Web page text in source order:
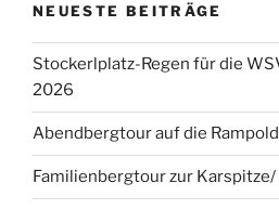
NEUESTE BEITRÄGE
Stockerlplatz-Regen für die
2026
Abendbergtour auf die
Familienbergtour zur